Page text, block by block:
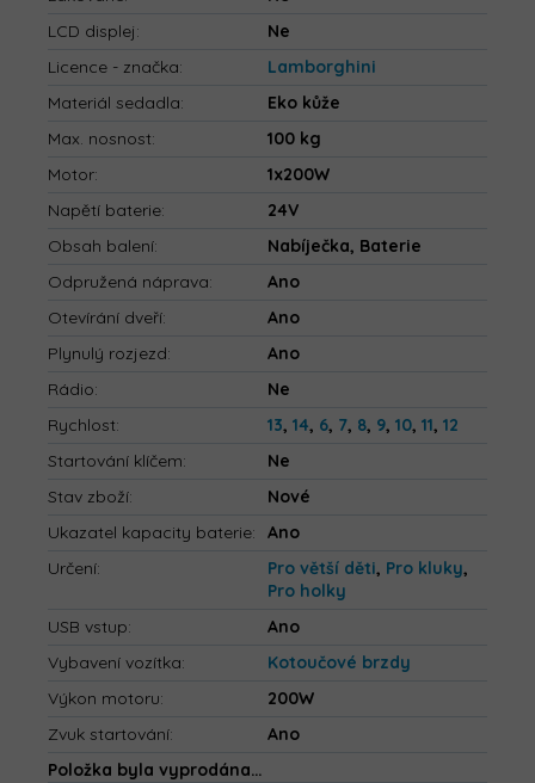
LCD displej:
Ne
Licence - značka:
Lamborghini
Materiál sedadla:
Eko kůže
Max. nosnost:
100 kg
Motor:
1x200W
Napětí baterie:
24V
Obsah balení:
Nabíječka, Baterie
Odpružená náprava:
Ano
Otevírání dveří:
Ano
Plynulý rozjezd:
Ano
Rádio:
Ne
Rychlost: 13, 14, 6, 7, 8, 9, 10, 11, 12
Startování klíčem:
Ne
Stav zboží:
Nové
Ukazatel kapacity baterie:
Ano
Určení: Pro větší děti, Pro kluky,
Pro holky
USB vstup:
Ano
Vybavení vozítka:
Kotoučové brzdy
Výkon motoru:
200W
Zvuk startování:
Ano
Položka byla vyprodána…